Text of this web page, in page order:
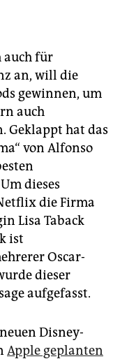
auch für
an, will die
gewinnen, um
auch
Geklappt hat das
von Alfonso
dieses
die Firma
Lisa Taback
ist
Oscar-
dieser
aufgefasst.
Disney-
Apple geplanten